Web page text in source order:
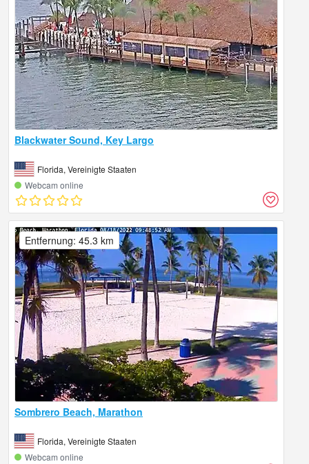
Blackwater Sound, Key Largo
Florida, Vereinigte Staaten
Webcam online
Sombrero Beach, Marathon
Florida, Vereinigte Staaten
Webcam online
Entfernung: 45.3 km